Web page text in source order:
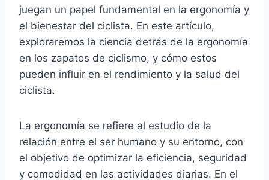
juegan un papel fundamental en la ergonomía y
el bienestar del ciclista. En este artículo,
exploraremos la ciencia detrás de la ergonomía
en los zapatos de ciclismo, y cómo estos
pueden influir en el rendimiento y la salud del
ciclista.
La ergonomía se refiere al estudio de la
relación entre el ser humano y su entorno, con
el objetivo de optimizar la eficiencia, seguridad
y comodidad en las actividades diarias. En el